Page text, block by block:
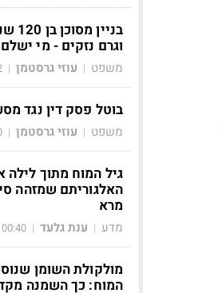
וגרם נזקים - מי
משפט | עוזי גרסטמן |
בוטל פסק דין נגד
משפט | עוזי גרסטמן |
גיל המוח מתוך
האלגוריתם שמזהה
מרא
מדע | ענת גלעד |
00:40
מולקולת השומן
המוח: כך השמנה